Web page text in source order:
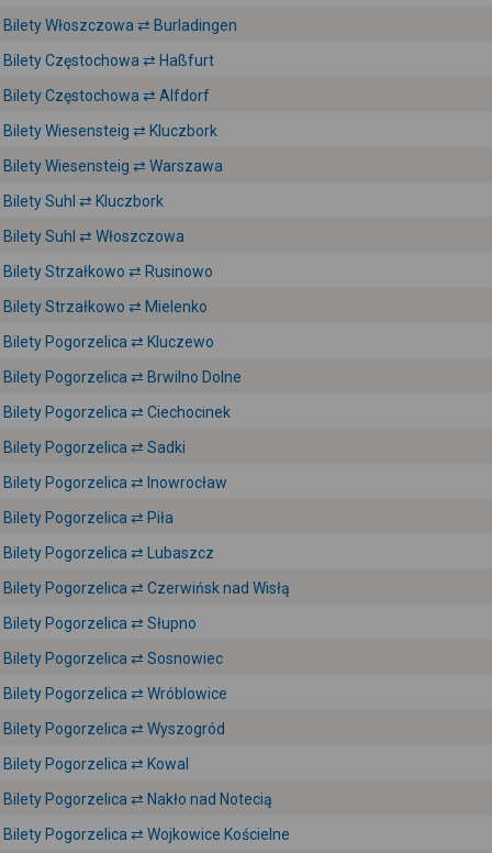
Bilety Włoszczowa ⇄ Burladingen
Bilety Częstochowa ⇄ Haßfurt
Bilety Częstochowa ⇄ Alfdorf
Bilety Wiesensteig ⇄ Kluczbork
Bilety Wiesensteig ⇄ Warszawa
Bilety Suhl ⇄ Kluczbork
Bilety Suhl ⇄ Włoszczowa
Bilety Strzałkowo ⇄ Rusinowo
Bilety Strzałkowo ⇄ Mielenko
Bilety Pogorzelica ⇄ Kluczewo
Bilety Pogorzelica ⇄ Brwilno Dolne
Bilety Pogorzelica ⇄ Ciechocinek
Bilety Pogorzelica ⇄ Sadki
Bilety Pogorzelica ⇄ Inowrocław
Bilety Pogorzelica ⇄ Piła
Bilety Pogorzelica ⇄ Lubaszcz
Bilety Pogorzelica ⇄ Czerwińsk nad Wisłą
Bilety Pogorzelica ⇄ Słupno
Bilety Pogorzelica ⇄ Sosnowiec
Bilety Pogorzelica ⇄ Wróblowice
Bilety Pogorzelica ⇄ Wyszogród
Bilety Pogorzelica ⇄ Kowal
Bilety Pogorzelica ⇄ Nakło nad Notecią
Bilety Pogorzelica ⇄ Wojkowice Kościelne